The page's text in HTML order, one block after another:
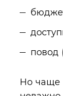
повод
Но чаще